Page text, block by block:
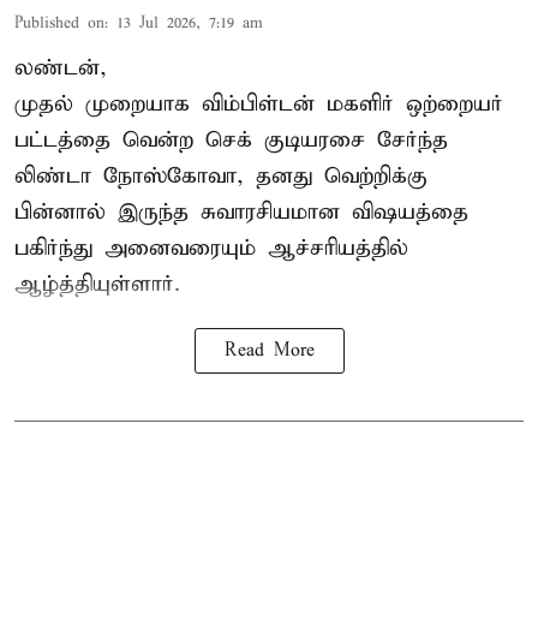
Published on: 13 Jul 2026, 7:19 am
லண்டன்,
முதல் முறையாக விம்பிள்டன் மகளிர் ஒற்றையர்
பட்டத்தை வென்ற செக் குடியரசை சேர்ந்த
லிண்டா நோஸ்கோவா, தனது வெற்றிக்கு
பின்னால் இருந்த சுவாரசியமான விஷயத்தை
பகிர்ந்து அனைவரையும் ஆச்சரியத்தில்
ஆழ்த்தியுள்ளார்.
Read More